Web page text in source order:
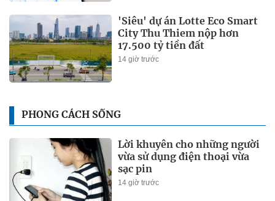
'Siêu' dự án Lotte Eco Smart
City Thu Thiem nộp hơn
17.500 tỷ tiền đất
14 giờ trước
PHONG CÁCH SỐNG
Lời khuyên cho những người
vừa sử dụng điện thoại vừa
sạc pin
14 giờ trước